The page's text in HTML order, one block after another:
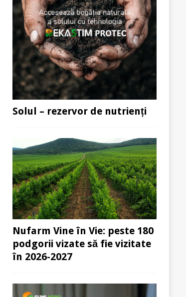
Solul – rezervor de nutrienți
Nufarm Vine în Vie: peste 180
podgorii vizate să fie vizitate
în 2026-2027